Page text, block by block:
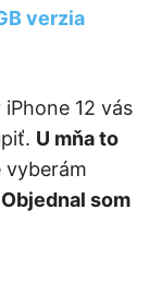
verzia
12 vás
U mňa to
vyberám
Objednal som